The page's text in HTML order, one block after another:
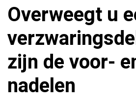
Overweegt u
zijn de voor-
nadelen